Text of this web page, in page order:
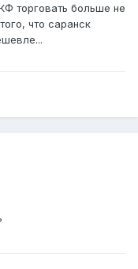
торговать больше не
что саранск